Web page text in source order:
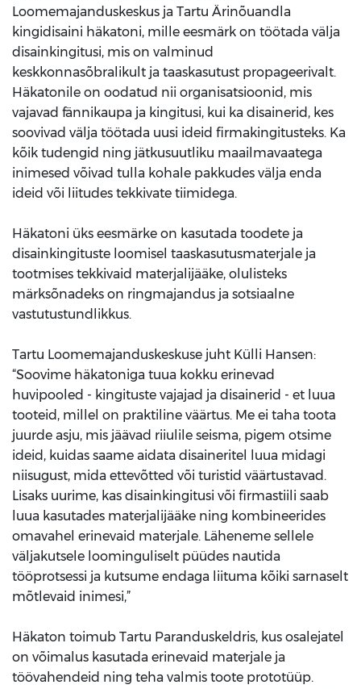
Loomemajanduskeskus ja Tartu Ärinõuandla
kingidisaini häkatoni, mille eesmärk on töötada välja
disainkingitusi, mis on valminud
keskkonnasõbralikult ja taaskasutust propageerivalt.
Häkatonile on oodatud nii organisatsioonid, mis
vajavad fännikaupa ja kingitusi, kui ka disainerid, kes
soovivad välja töötada uusi ideid firmakingitusteks. Ka
kõik tudengid ning jätkusuutliku maailmavaatega
inimesed võivad tulla kohale pakkudes välja enda
ideid või liitudes tekkivate tiimidega.
Häkatoni üks eesmärke on kasutada toodete ja
disainkingituste loomisel taaskasutusmaterjale ja
tootmises tekkivaid materjalijääke, olulisteks
märksõnadeks on ringmajandus ja sotsiaalne
vastutustundlikkus.
Tartu Loomemajanduskeskuse juht Külli Hansen:
“Soovime häkatoniga tuua kokku erinevad
huvipooled - kingituste vajajad ja disainerid - et luua
tooteid, millel on praktiline väärtus. Me ei taha toota
juurde asju, mis jäävad riiulile seisma, pigem otsime
ideid, kuidas saame aidata disaineritel luua midagi
niisugust, mida ettevõtted või turistid väärtustavad.
Lisaks uurime, kas disainkingitusi või firmastiili saab
luua kasutades materjalijääke ning kombineerides
omavahel erinevaid materjale. Läheneme sellele
väljakutsele loominguliselt püüdes nautida
tööprotsessi ja kutsume endaga liituma kõiki sarnaselt
mõtlevaid inimesi,”
Häkaton toimub Tartu Paranduskeldris, kus osalejatel
on võimalus kasutada erinevaid materjale ja
töövahendeid ning teha valmis toote prototüüp.